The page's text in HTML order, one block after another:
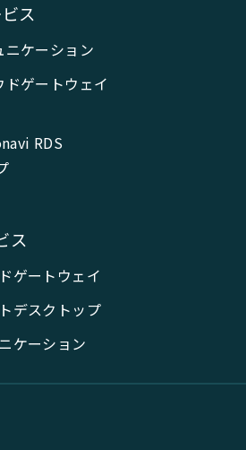
ス
ニケーション
ドゲートウェイ
RDS
ス
ゲートウェイ
デスクトップ
ケーション